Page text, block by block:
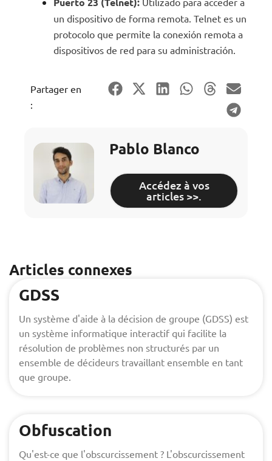
un dispositivo de forma remota. Telnet es un
protocolo que permite la conexión remota a
dispositivos de red para su administración.
Partager en
:
Pablo Blanco
Accédez à vos
articles >>.
Articles connexes
GDSS
Un système d'aide à la décision de groupe (GDSS) est
un système informatique interactif qui facilite la
résolution de problèmes non structurés par un
ensemble de décideurs travaillant ensemble en tant
que groupe.
Obfuscation
Qu'est-ce que l'obscurcissement ? L'obscurcissement